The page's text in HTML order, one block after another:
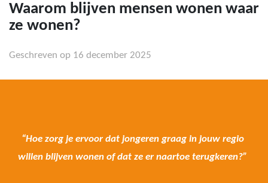
Waarom blijven mensen wonen waar
ze wonen?
Geschreven op 16 december 2025
“Hoe zorg je ervoor dat jongeren graag in jouw regio
willen blijven wonen of dat ze er naartoe terugkeren?”